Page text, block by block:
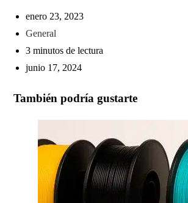
enero 23, 2023
General
3 minutos de lectura
junio 17, 2024
También podría gustarte